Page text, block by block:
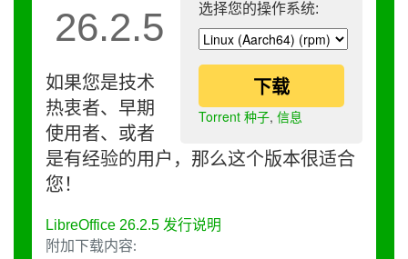
选择您的操作系统:
下载
Torrent 种子, 信息
26.2.5
如果您是技术
热衷者、早期
使用者、或者
是有经验的用户，那么这个版本很适合
您！
LibreOffice 26.2.5 发行说明
附加下载内容: